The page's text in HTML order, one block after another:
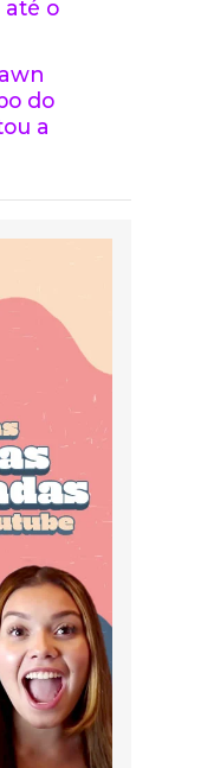
até o
do
a